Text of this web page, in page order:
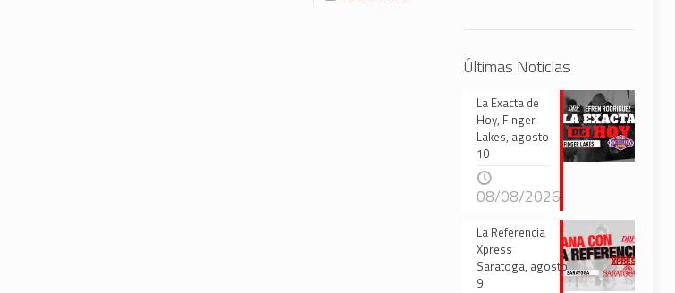
Últimas Noticias
La Exacta de
Hoy, Finger
Lakes, agosto
10
08/08/2026
La Referencia
Xpress
Saratoga, agosto
9